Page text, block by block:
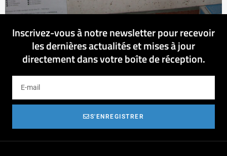
Inscrivez-vous à notre newsletter pour recevoir
les dernières actualités et mises à jour
directement dans votre boîte de réception.
S'ENREGISTRER